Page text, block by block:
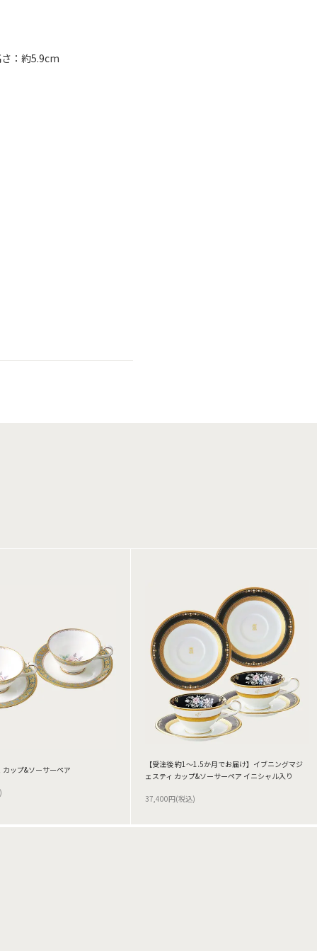
：約5.9cm
ップ&ソーサーペア
【受注後 約1～1.5か月でお届け】イブニングマジ
ェスティ カップ&ソーサーペア イニシャル入り
37,400円(税込)